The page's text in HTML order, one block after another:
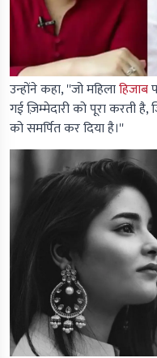
उन्होंने कहा, ''जो महिलाहिजाब
गई ज़िम्मेदारी को पूरा करती
को समर्पित कर दिया है।''